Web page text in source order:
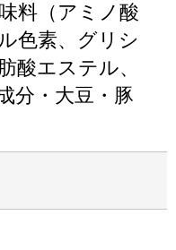
料（アミノ酸
色素、グリシ
酸エステル、
分・大豆・豚